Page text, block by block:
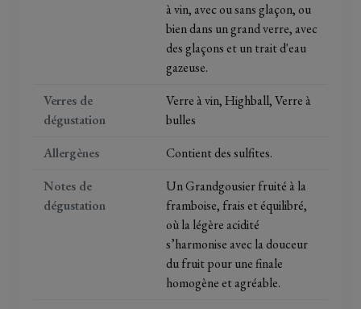
à vin, avec ou sans glaçon, ou
bien dans un grand verre, avec
des glaçons et un trait d'eau
gazeuse.
Verres de
dégustation
Verre à vin, Highball, Verre à
bulles
Allergènes
Contient des sulfites.
Notes de
dégustation
Un Grandgousier fruité à la
framboise, frais et équilibré,
où la légère acidité
s’harmonise avec la douceur
du fruit pour une finale
homogène et agréable.